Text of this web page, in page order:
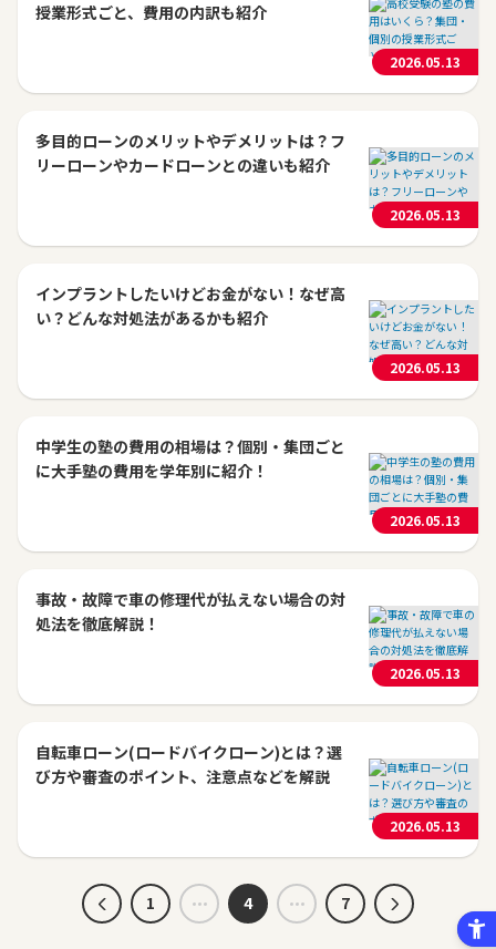
授業形式ごと、費用の内訳も紹介
2026.05.13
多目的ローンのメリットやデメリットは？フ
リーローンやカードローンとの違いも紹介
2026.05.13
インプラントしたいけどお金がない！なぜ高
い？どんな対処法があるかも紹介
2026.05.13
中学生の塾の費用の相場は？個別・集団ごと
に大手塾の費用を学年別に紹介！
2026.05.13
事故・故障で車の修理代が払えない場合の対
処法を徹底解説！
2026.05.13
自転車ローン(ロードバイクローン)とは？選
び方や審査のポイント、注意点などを解説
2026.05.13
1 4 7